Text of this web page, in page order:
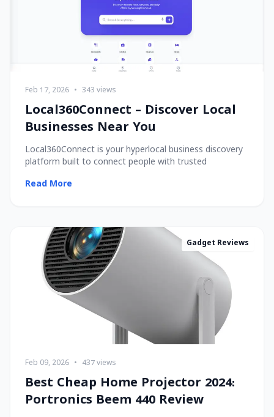
Feb 17, 2026 • 343 views
Local360Connect – Discover Local
Businesses Near You
Local360Connect is your hyperlocal business discovery
platform built to connect people with trusted
Read More
Gadget Reviews
Feb 09, 2026 • 437 views
Best Cheap Home Projector 2024:
Portronics Beem 440 Review